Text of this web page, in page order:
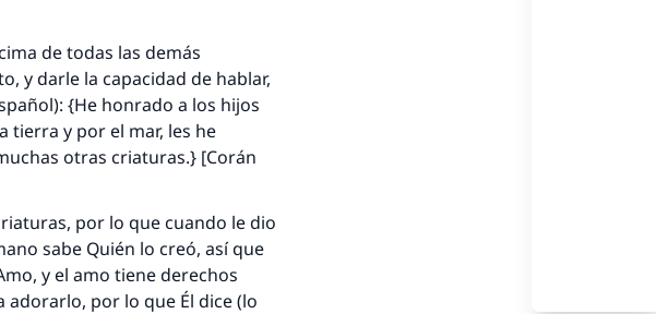
de todas las demás
y darle la capacidad de hablar,
{He honrado a los hijos
tierra y por el mar, les he
otras criaturas.} [Corán
por lo que cuando le dio
sabe Quién lo creó, así que
y el amo tiene derechos
adorarlo, por lo que Él dice (lo
un matrimonio.
ayuda a IslamQA.